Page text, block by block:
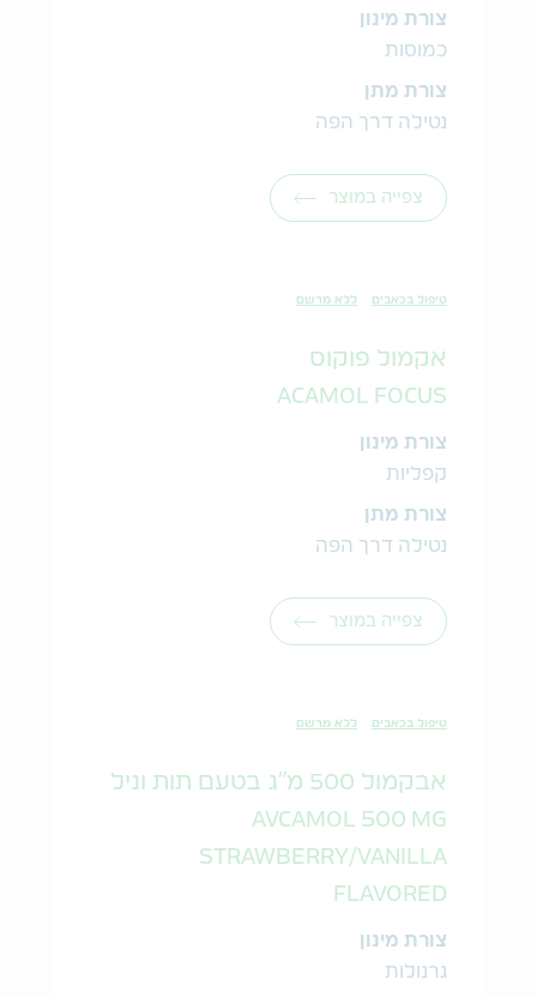
צורת מינון
כמוסות
צורת מתן
נטילה דרך הפה
צפייה במוצר
טיפול בכאבים ללא מרשם
אקמול פוקוס
ACAMOL FOCUS
צורת מינון
קפליות
צורת מתן
נטילה דרך הפה
צפייה במוצר
טיפול בכאבים ללא מרשם
אבקמול 500 מ"ג בטעם תות וניל
AVCAMOL 500 MG
STRAWBERRY/VANILLA
FLAVORED
צורת מינון
גרנולות